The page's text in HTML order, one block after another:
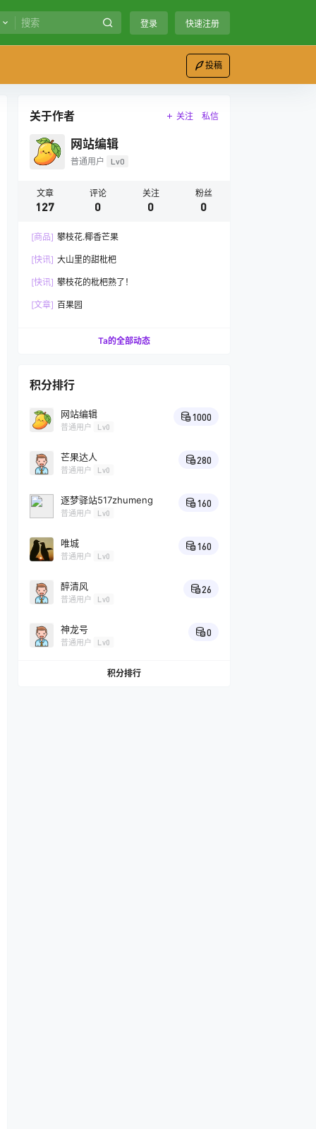
登录 快速注册
投稿
关于作者 关注 私信
网站编辑
普通用户 Lv0
文章
127
评论
0
关注
0
粉丝
0
[商品] 攀枝花.椰香芒果
[快讯] 大山里的甜枇杷
[快讯] 攀枝花的枇杷熟了！
[文章] 百果园
Ta的全部动态
积分排行
网站编辑
普通用户 Lv0
1000
芒果达人
普通用户 Lv0
280
逐梦驿站517zhumeng
普通用户 Lv0
160
唯城
普通用户 Lv0
160
醉清风
普通用户 Lv0
26
神龙号
普通用户 Lv0
0
积分排行